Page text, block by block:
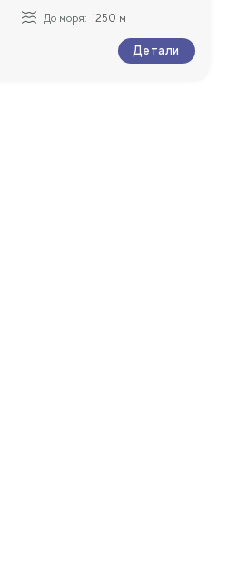
До моря: 1250 м
Детали